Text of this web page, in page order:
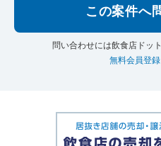
この案件へ
問い合わせには飲食店ドッ
無料会員登録